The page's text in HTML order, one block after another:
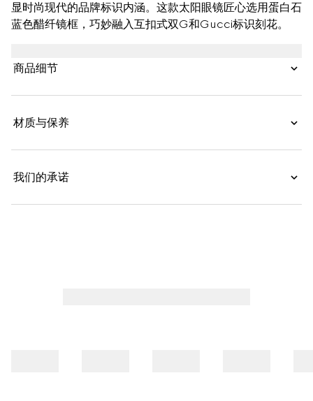
显时尚现代的品牌标识内涵。这款太阳眼镜匠心选用蛋白石
蓝色醋纤镜框，巧妙融入互扣式双G和Gucci标识刻花。
商品细节
材质与保养
我们的承诺